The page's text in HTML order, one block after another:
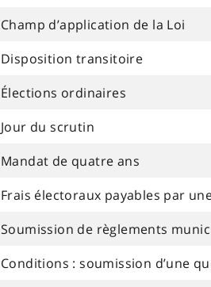
Champ d’application de la Loi
Disposition transitoire
Élections ordinaires
Jour du scrutin
Mandat de quatre ans
Frais électoraux payables par
Soumission de règlements
Conditions : soumission d’une